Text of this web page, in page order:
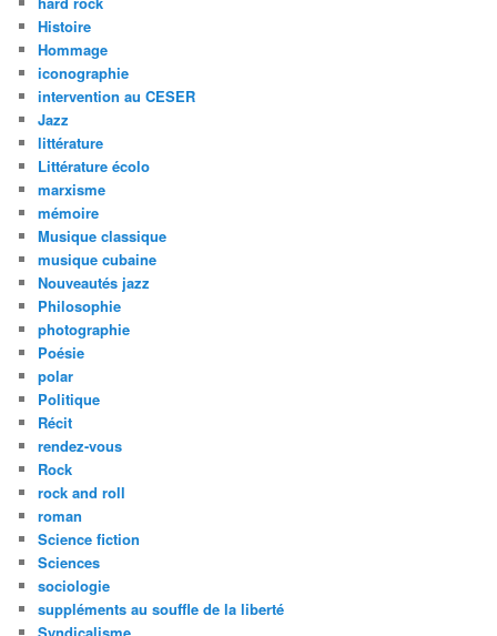
Histoire
Hommage
iconographie
intervention au CESER
Jazz
littérature
Littérature écolo
marxisme
mémoire
Musique classique
musique cubaine
Nouveautés jazz
Philosophie
photographie
Poésie
polar
Politique
Récit
rendez-vous
Rock
rock and roll
roman
Science fiction
Sciences
sociologie
suppléments au souffle de la liberté
Syndicalisme